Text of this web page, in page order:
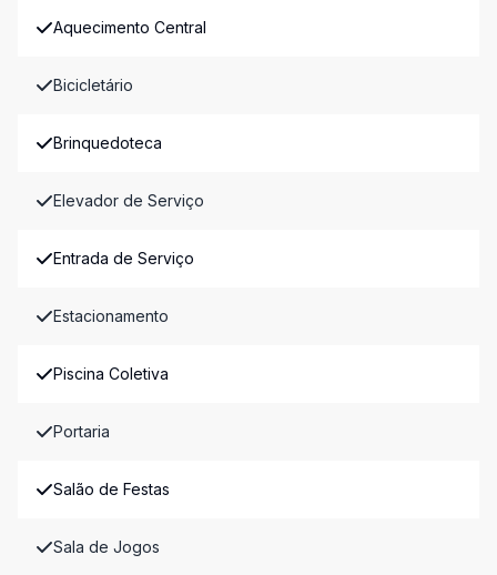
Aquecimento Central
Bicicletário
Brinquedoteca
Elevador de Serviço
Entrada de Serviço
Estacionamento
Piscina Coletiva
Portaria
Salão de Festas
Sala de Jogos